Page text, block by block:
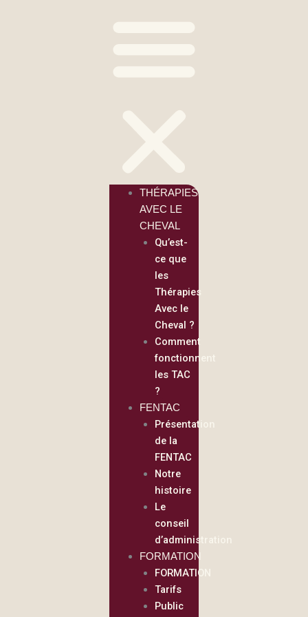
THÉRAPIES
AVEC LE
CHEVAL
Qu’est-
ce que
les
Thérapies
Avec le
Cheval ?
Comment
fonctionnent
les TAC
?
FENTAC
Présentation
de la
FENTAC
Notre
histoire
Le
conseil
d’administration
FORMATION
FORMATION
Tarifs
Public